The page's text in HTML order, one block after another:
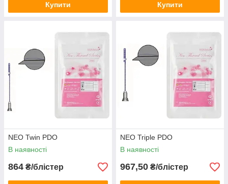
Купити Купити
NEO Twin PDO
В наявності
864 ₴/блістер
NEO Triple PDO
В наявності
967,50 ₴/блістер